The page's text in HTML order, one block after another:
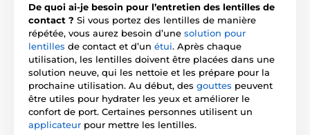
De quoi ai-je besoin pour l’entretien des lentilles de
contact ? Si vous portez des lentilles de manière
répétée, vous aurez besoin d’une solution pour
lentilles de contact et d’un étui. Après chaque
utilisation, les lentilles doivent être placées dans une
solution neuve, qui les nettoie et les prépare pour la
prochaine utilisation. Au début, des gouttes peuvent
être utiles pour hydrater les yeux et améliorer le
confort de port. Certaines personnes utilisent un
applicateur pour mettre les lentilles.